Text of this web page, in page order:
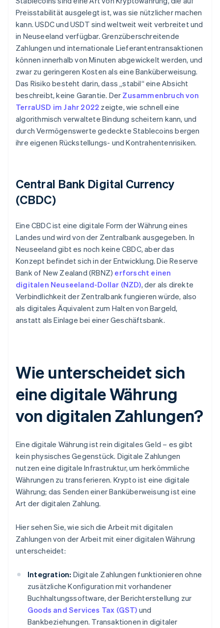
Preisstabilität ausgelegt ist, was sie nützlicher machen
kann. USDC und USDT sind weltweit weit verbreitet und
in Neuseeland verfügbar. Grenzüberschreitende
Zahlungen und internationale Lieferantentransaktionen
können innerhalb von Minuten abgewickelt werden, und
zwar zu geringeren Kosten als eine Banküberweisung.
Das Risiko besteht darin, dass „stabil“ eine Absicht
beschreibt, keine Garantie. Der Zusammenbruch von
TerraUSD im Jahr 2022 zeigte, wie schnell eine
algorithmisch verwaltete Bindung scheitern kann, und
durch Vermögenswerte gedeckte Stablecoins bergen
ihre eigenen Rückstellungs- und Kontrahentenrisiken.
Central Bank Digital Currency
(CBDC)
Eine CBDC ist eine digitale Form der Währung eines
Landes und wird von der Zentralbank ausgegeben. In
Neuseeland gibt es noch keine CBDC, aber das
Konzept befindet sich in der Entwicklung. Die Reserve
Bank of New Zealand (RBNZ) erforscht einen
digitalen Neuseeland-Dollar (NZD), der als direkte
Verbindlichkeit der Zentralbank fungieren würde, also
als digitales Äquivalent zum Halten von Bargeld,
anstatt als Einlage bei einer Geschäftsbank.
Wie unterscheidet sich
eine digitale Währung
von digitalen Zahlungen?
Eine digitale Währung ist rein digitales Geld – es gibt
kein physisches Gegenstück. Digitale Zahlungen
nutzen eine digitale Infrastruktur, um herkömmliche
Währungen zu transferieren. Krypto ist eine digitale
Währung; das Senden einer Banküberweisung ist eine
Art der digitalen Zahlung.
Hier sehen Sie, wie sich die Arbeit mit digitalen
Zahlungen von der Arbeit mit einer digitalen Währung
unterscheidet:
Integration: Digitale Zahlungen funktionieren ohne
zusätzliche Konfiguration mit vorhandener
Buchhaltungssoftware, der Berichterstellung zur
Goods and Services Tax (GST) und
Bankbeziehungen. Transaktionen in digitaler